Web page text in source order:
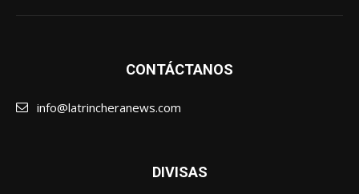
CONTÁCTANOS
info@latrincheranews.com
DIVISAS